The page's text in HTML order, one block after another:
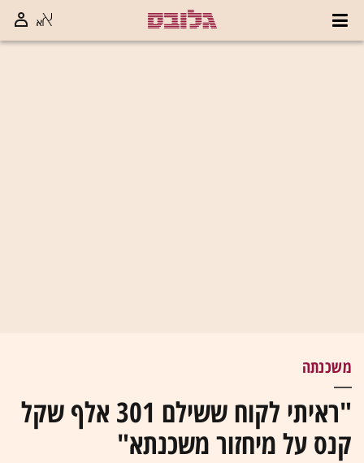
משכנתה
"ראיתי לקוח ששילם 301 אלף שקל
קנס על מיחזור משכנתא"